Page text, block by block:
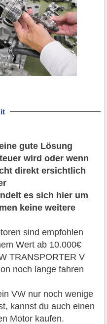
gute Lösung
wird oder wenn
direkt ersichtlich
es sich hier um
keine weitere
sind empfohlen
Wert ab 10.000€
TRANSPORTER V
noch lange fahren
VW nur noch wenige
kannst du auch einen
Motor kaufen.